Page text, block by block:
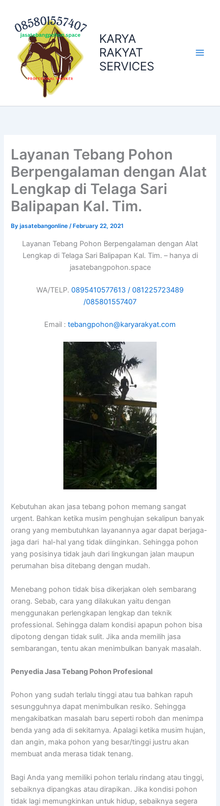
content
KARYA
RAKYAT
SERVICES
Layanan Tebang Pohon
Berpengalaman dengan Alat
Lengkap di Telaga Sari
Balipapan Kal. Tim.
Byjasatebangonline/ February 22, 2021
Layanan Tebang Pohon Berpengalaman dengan Alat
Lengkap di Telaga Sari Balipapan Kal. Tim. – hanya di
jasatebangpohon.space
WA/TELP. 0895410577613 / 081225723489
/085801557407
Email : tebangpohon@karyarakyat.com
Kebutuhan akan jasa tebang pohon memang sangat
urgent. Bahkan ketika musim penghujan sekalipun banyak
orang yang membutuhkan layanannya agar dapat berjaga-
jaga dari hal-hal yang tidak diinginkan. Sehingga pohon
yang posisinya tidak jauh dari lingkungan jalan maupun
perumahan bisa ditebang dengan mudah.
Menebang pohon tidak bisa dikerjakan oleh sembarang
orang. Sebab, cara yang dilakukan yaitu dengan
menggunakan perlengkapan lengkap dan teknik
professional. Sehingga dalam kondisi apapun pohon bisa
dipotong dengan tidak sulit. Jika anda memilih jasa
sembarangan, tentu akan menimbulkan banyak masalah.
PenyediaJasa Tebang Pohon Profesional
Pohon yang sudah terlalu tinggi atau tua bahkan rapuh
sesungguhnya dapat menimbulkan resiko. Sehingga
mengakibatkan masalah baru seperti roboh dan menimpa
benda yang ada di sekitarnya. Apalagi ketika musim hujan,
dan angin, maka pohon yang besar/tinggi justru akan
membuat anda merasa tidak tenang.
Bagi Anda yang memiliki pohon terlalu rindang atau tinggi,
sebaiknya dipangkas atau dirapikan. Jika kondisi pohon
tidak lagi memungkinkan untuk hidup, sebaiknya segera